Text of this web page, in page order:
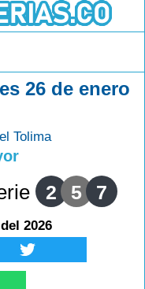
26 de enero
Tolima
2 5 7
2026